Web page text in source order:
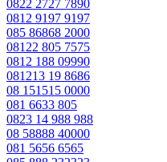
0822 2727 7890
0812 9197 9197
085 86868 2000
08122 805 7575
0812 188 09990
081213 19 8686
08 151515 0000
081 6633 805
0823 14 988 988
08 58888 40000
081 5656 6565